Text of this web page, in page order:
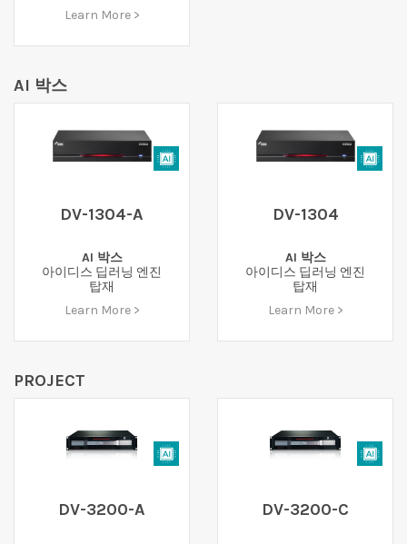
Learn More >
AI 박스
DV-1304-A
AI 박스
아이디스 딥러닝 엔진
탑재
Learn More >
DV-1304
AI 박스
아이디스 딥러닝 엔진
탑재
Learn More >
PROJECT
DV-3200-A DV-3200-C